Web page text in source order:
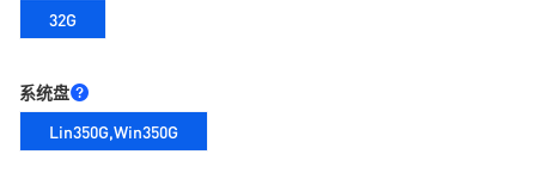
32G
系统盘
Lin350G,Win350G